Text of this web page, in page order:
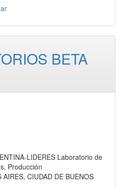
BETA
LIDERES Laboratorio de
Producción
AIRES, CIUDAD DE BUENOS